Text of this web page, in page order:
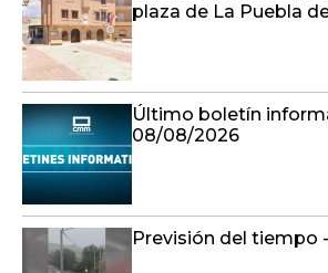
plaza de La Puebla
Último boletín
08/08/2026
Previsión del tiempo